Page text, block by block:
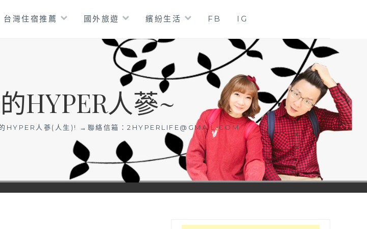
台灣住宿推薦 國外旅遊 繽紛生活 FB IG
HYPER人蔘~
HYPER人蔘(人生)! →聯絡信箱： 2HYPERLIFE@GMAIL.COM